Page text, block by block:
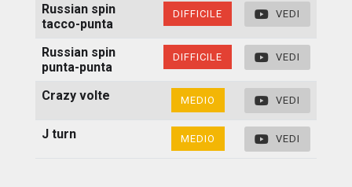
Russian spin
tacco-punta
DIFFICILE VEDI
Russian spin
punta-punta
DIFFICILE VEDI
Crazy volte MEDIO VEDI
J turn MEDIO VEDI